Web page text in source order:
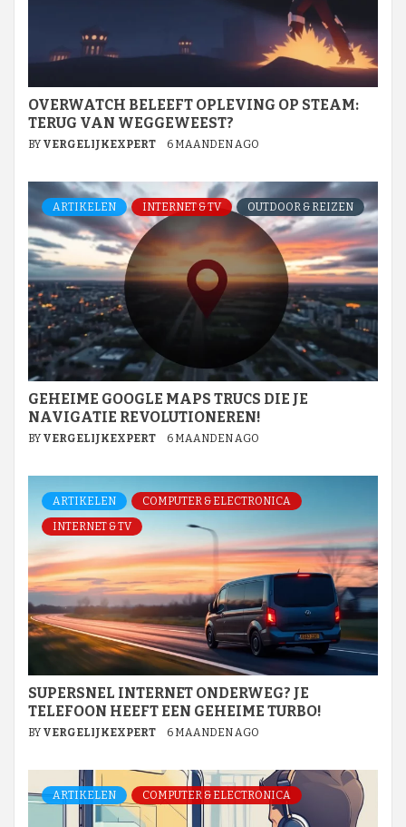
OVERWATCH BELEEFT OPLEVING OP STEAM:
TERUG VAN WEGGEWEEST?
BY VERGELIJKEXPERT 6 MAANDEN AGO
ARTIKELEN INTERNET & TV OUTDOOR & REIZEN
GEHEIME GOOGLE MAPS TRUCS DIE JE
NAVIGATIE REVOLUTIONEREN!
BY VERGELIJKEXPERT 6 MAANDEN AGO
ARTIKELEN
COMPUTER & ELECTRONICA
INTERNET & TV
SUPERSNEL INTERNET ONDERWEG? JE
TELEFOON HEEFT EEN GEHEIME TURBO!
BY VERGELIJKEXPERT 6 MAANDEN AGO
ARTIKELEN COMPUTER & ELECTRONICA